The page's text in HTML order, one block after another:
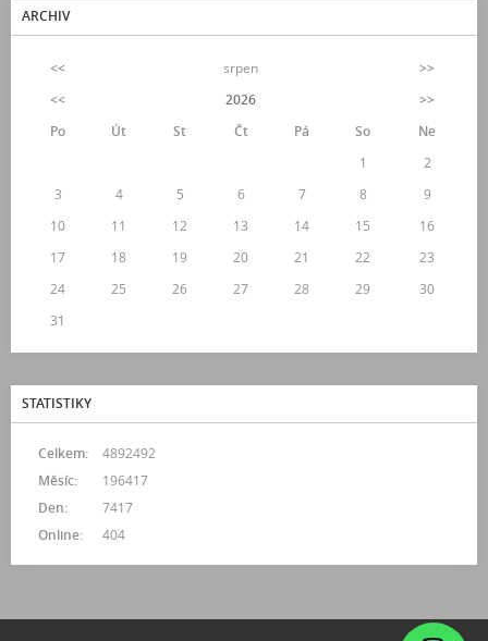
ARCHIV
<< srpen
>>
<<
2026
>>
Po
Út St Čt Pá So
Ne
1
2
3
4 5 6 7 8
9
10
11 12 13 14 15
16
17
18 19 20 21 22
23
24
25 26 27 28 29
30
31
STATISTIKY
Online: 404
Celkem:
4892492
Měsíc:
196417
Den:
7417